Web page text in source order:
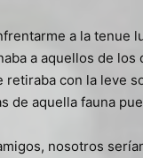
a la tenue
a aquellos de los
con la leve
de aquella fauna
nosotros